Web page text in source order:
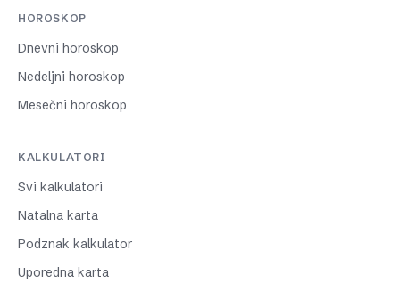
HOROSKOP
Dnevni horoskop
Nedeljni horoskop
Mesečni horoskop
KALKULATORI
Svi kalkulatori
Natalna karta
Podznak kalkulator
Uporedna karta